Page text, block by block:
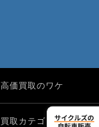
高価買取のワケ
買取カテゴリー